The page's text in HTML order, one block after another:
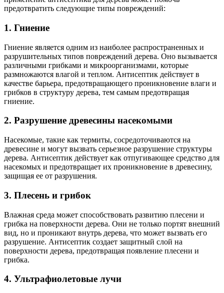
предотвратить следующие типы повреждений:
1. Гниение
Гниение является одним из наиболее распространенных и
разрушительных типов повреждений дерева. Оно вызывается
различными грибками и микроорганизмами, которые
размножаются влагой и теплом. Антисептик действует в
качестве барьера, предотвращающего проникновение влаги и
грибков в структуру дерева, тем самым предотвращая
гниение.
2. Разрушение древесины насекомыми
Насекомые, такие как термиты, сосредоточиваются на
древесине и могут вызвать серьезное разрушение структуры
дерева. Антисептик действует как отпугивающее средство для
насекомых и предотвращает их проникновение в древесину,
защищая ее от разрушения.
3. Плесень и грибок
Влажная среда может способствовать развитию плесени и
грибка на поверхности дерева. Они не только портят внешний
вид, но и проникают внутрь дерева, что может вызвать его
разрушение. Антисептик создает защитный слой на
поверхности дерева, предотвращая появление плесени и
грибка.
4. Ультрафиолетовые лучи